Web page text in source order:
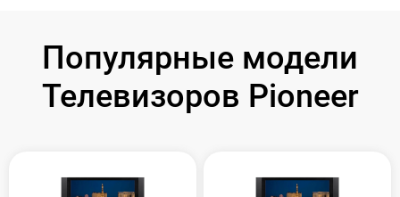
Популярные модели
Телевизоров Pioneer